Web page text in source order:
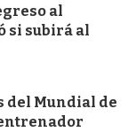
al
si subirá al
del Mundial de